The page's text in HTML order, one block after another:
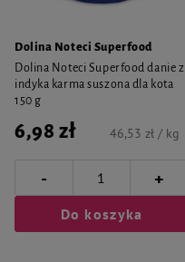
Dolina Noteci Superfood
Dolina Noteci Superfood danie z
indyka karma suszona dla kota
150 g
6,98 zł 46,53 zł / kg
- +
Do koszyka